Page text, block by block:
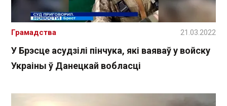
У Брэсце асудзілі пінчука, які ваяваў у войску
Украіны ў Данецкай вобласці
Грамадства 21.03.2022